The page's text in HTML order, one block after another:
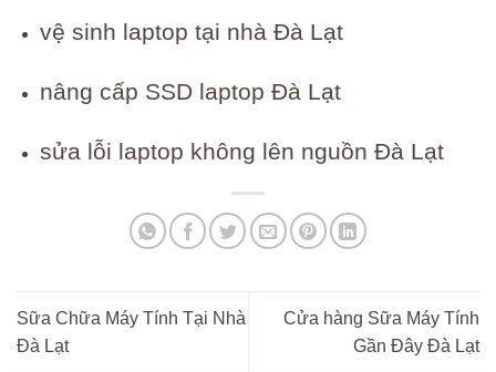
vệ sinh laptop tại nhà Đà Lạt
nâng cấp SSD laptop Đà Lạt
sửa lỗi laptop không lên nguồn Đà Lạt
Sữa Chữa Máy Tính Tại Nhà
Đà Lạt
Cửa hàng Sữa Máy Tính
Gần Đây Đà Lạt